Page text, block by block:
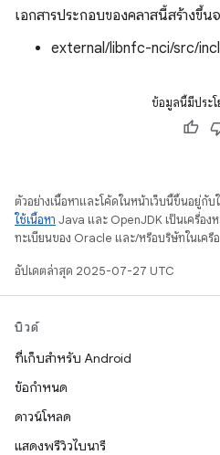
เอกสารประกอบของคลาสนี้สร้างขึ้
external/libnfc-nci/src/
ข้อมูลนี้มีประ
ตัวอย่างเนื้อหาและโค้ดในหน้าเว็บนี้ขึ้นอยู่กั
ใช้เนื้อหา Java และ OpenJDK เป็นเครื่อง
ทะเบียนของ Oracle และ/หรือบริษัทในเครือ
อัปเดตล่าสุด 2025-07-27 UTC
บิวด์
ที่เก็บสำหรับ Android
ข้อกำหนด
ดาวน์โหลด
แสดงพรีวิวไบนารี